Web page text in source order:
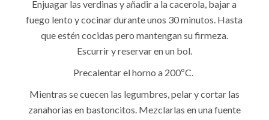
Enjuagar las verdinas y añadir a la cacerola, bajar a
fuego lento y cocinar durante unos 30 minutos. Hasta
que estén cocidas pero mantengan su firmeza.
Escurrir y reservar en un bol.
Precalentar el horno a 200ºC.
Mientras se cuecen las legumbres, pelar y cortar las
zanahorias en bastoncitos. Mezclarlas en una fuente